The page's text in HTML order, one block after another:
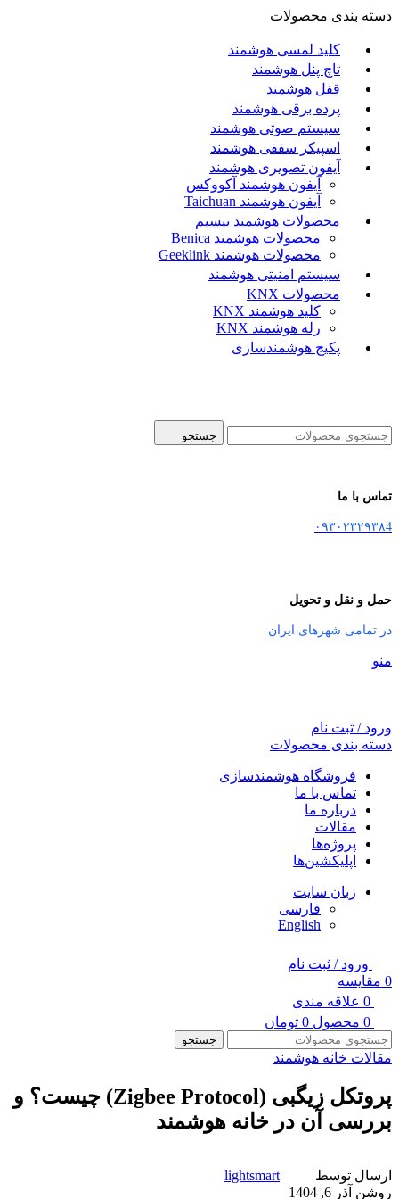
دسته بندی محصولات
کلید لمسی هوشمند
تاچ پنل هوشمند
قفل هوشمند
پرده برقی هوشمند
سیستم صوتی هوشمند
اسپیکر سقفی هوشمند
آیفون تصویری هوشمند
آيفون هوشمند آکووکس
آیفون هوشمند Taichuan
محصولات هوشمند بیسیم
محصولات هوشمند Benica
محصولات هوشمند Geeklink
سیستم امنیتی هوشمند
محصولات KNX
کلید هوشمند KNX
رله هوشمند KNX
پکیج هوشمندسازی
جستجو
تماس با ما
۰۹۳۰۲۳۲۹۳۸4
حمل و نقل و تحویل
در تمامی شهرهای ایران
منو
ورود / ثبت نام
دسته بندی محصولات
فروشگاه هوشمندسازی
تماس با ما
درباره ما
مقالات
پروژه‌ها
اپلیکشین‌ها
زبان سایت
فارسی
English
ورود / ثبت نام
0 مقایسه
0 علاقه مندی
0 محصول 0 تومان
جستجو
مقالات خانه هوشمند
پروتکل زیگبی (Zigbee Protocol) چیست؟ و
بررسی آن در خانه هوشمند
ارسال توسط
lightsmart
روشن آذر 6, 1404